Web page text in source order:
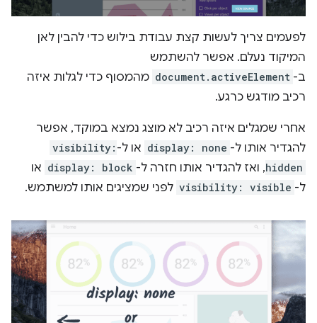
לפעמים צריך לעשות קצת עבודת בילוש כדי להבין לאן
המיקוד נעלם. אפשר להשתמש
ב- document.activeElement מהמסוף כדי לגלות איזה
רכיב מודגש כרגע.
אחרי שמגלים איזה רכיב לא מוצג נמצא במוקד, אפשר
להגדיר אותו ל- display: none או ל- visibility:
hidden, ואז להגדיר אותו חזרה ל- display: block או
ל- visibility: visible לפני שמציגים אותו למשתמש.